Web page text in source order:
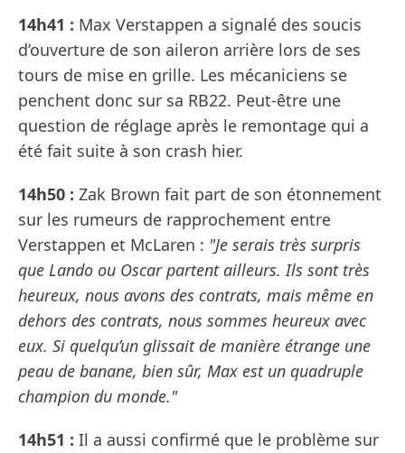
14h41 : Max Verstappen a signalé des soucis
d’ouverture de son aileron arrière lors de ses
tours de mise en grille. Les mécaniciens se
penchent donc sur sa RB22. Peut-être une
question de réglage après le remontage qui a
été fait suite à son crash hier.
14h50 : Zak Brown fait part de son étonnement
sur les rumeurs de rapprochement entre
Verstappen et McLaren : "Je serais très surpris
que Lando ou Oscar partent ailleurs. Ils sont très
heureux, nous avons des contrats, mais même en
dehors des contrats, nous sommes heureux avec
eux. Si quelqu’un glissait de manière étrange une
peau de banane, bien sûr, Max est un quadruple
champion du monde."
14h51 : Il a aussi confirmé que le problème sur